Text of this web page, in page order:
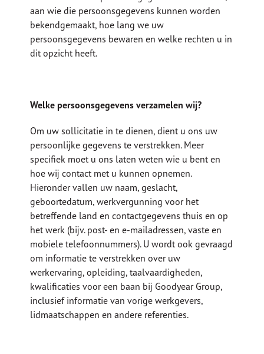
aan wie die persoonsgegevens kunnen worden
bekendgemaakt, hoe lang we uw
persoonsgegevens bewaren en welke rechten u in
dit opzicht heeft.
Welke persoonsgegevens verzamelen wij?
Om uw sollicitatie in te dienen, dient u ons uw
persoonlijke gegevens te verstrekken. Meer
specifiek moet u ons laten weten wie u bent en
hoe wij contact met u kunnen opnemen.
Hieronder vallen uw naam, geslacht,
geboortedatum, werkvergunning voor het
betreffende land en contactgegevens thuis en op
het werk (bijv. post- en e-mailadressen, vaste en
mobiele telefoonnummers). U wordt ook gevraagd
om informatie te verstrekken over uw
werkervaring, opleiding, taalvaardigheden,
kwalificaties voor een baan bij Goodyear Group,
inclusief informatie van vorige werkgevers,
lidmaatschappen en andere referenties.